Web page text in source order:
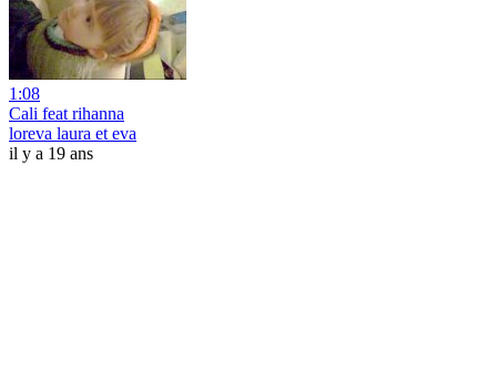
1:08
Cali feat rihanna
loreva laura et eva
il y a 19 ans